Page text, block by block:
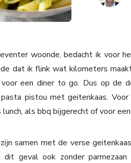
woonde, bedacht ik voor
dat ik flink wat kilometers
een diner to go. Dus op de
pistou met geitenkaas.
als bbq bijgerecht of voor een
samen met de verse
geval ook zonder